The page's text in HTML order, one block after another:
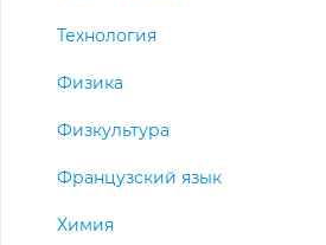
Технология
Физика
Физкультура
Французский язык
Химия